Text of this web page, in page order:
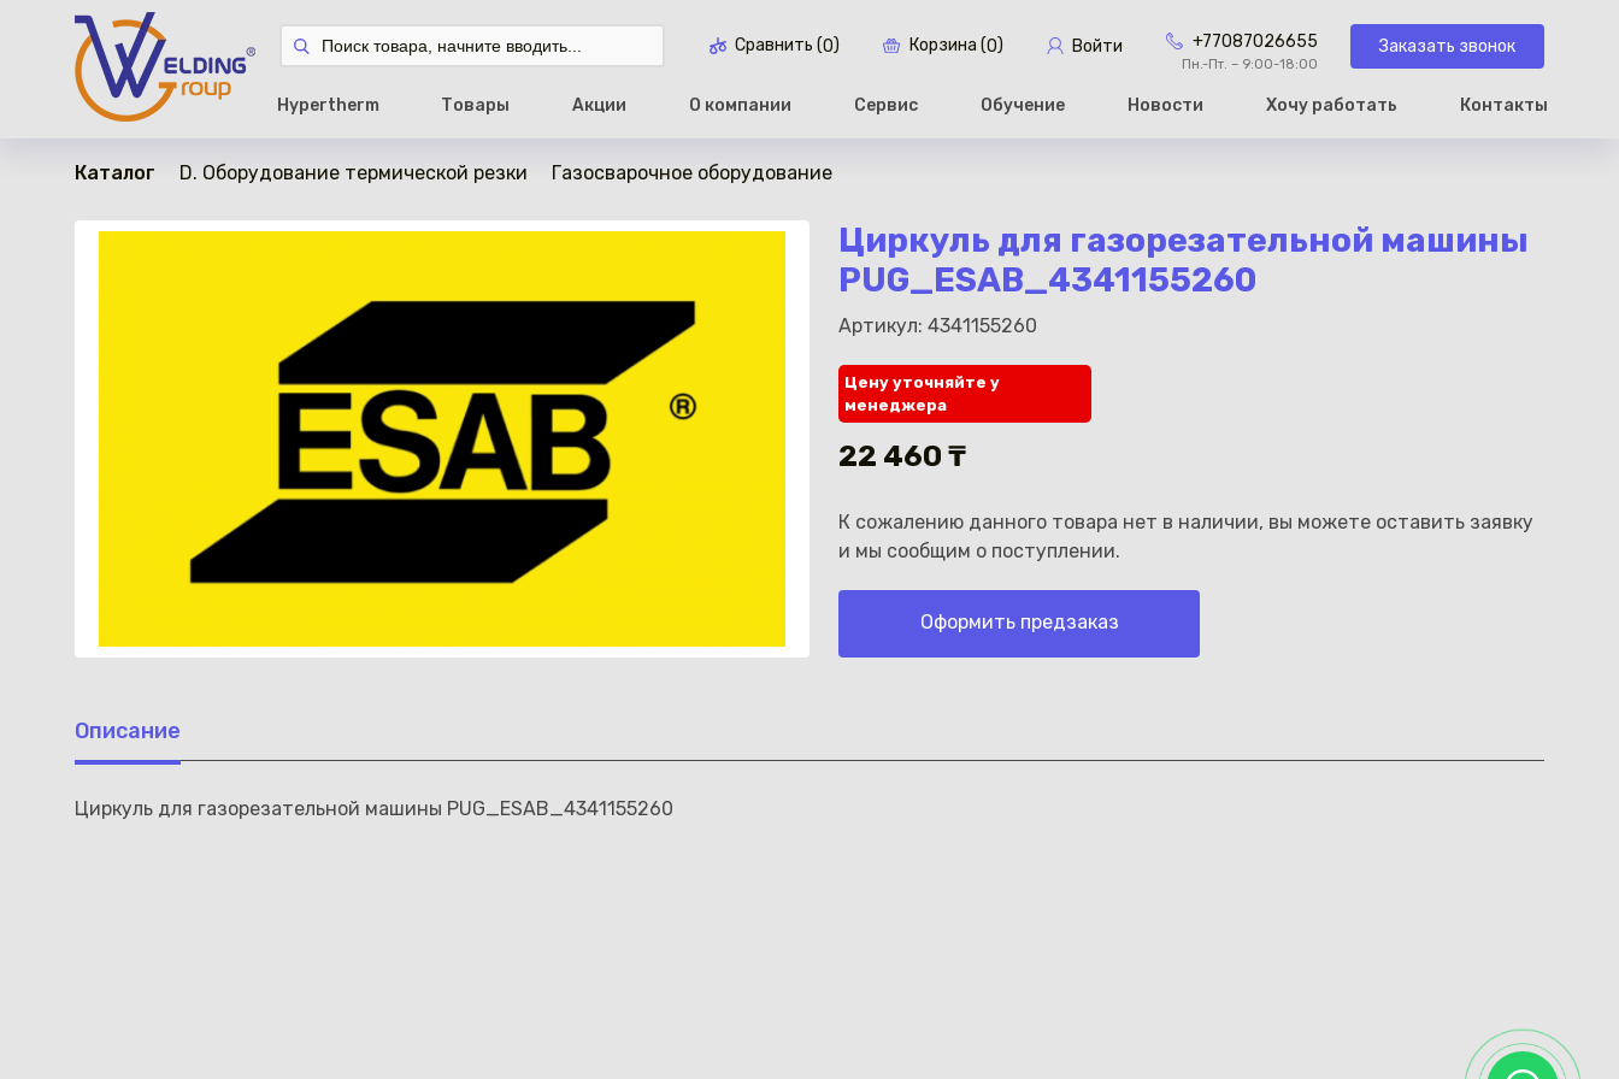
Сравнить (0) Корзина (0) Войти +77087026655
Пн.-Пт. – 9:00-18:00
Заказать звонок
Hypertherm Товары Акции О компании Сервис Обучение Новости Хочу работать Контакты
Каталог D. Оборудование термической резки Газосварочное оборудование
Циркуль для газорезательной машины
PUG_ESAB_4341155260
Артикул: 4341155260
в наличии
Цену уточняйте у
менеджера
22 460 ₸
К сожалению данного товара нет в наличии, вы можете оставить заявку
и мы сообщим о поступлении.
Оформить предзаказ
Описание
Циркуль для газорезательной машины PUG_ESAB_4341155260